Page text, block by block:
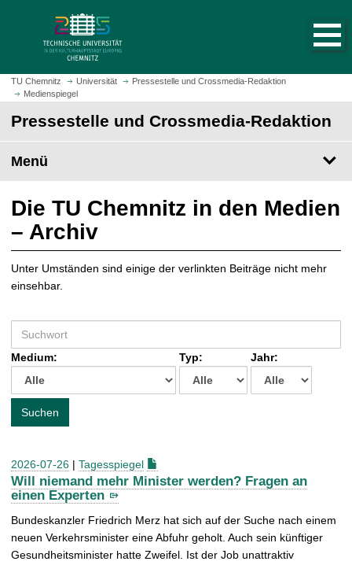
m
H
t
s
i
e
a
u
f
r
u
f
e
TU Chemnitz Universität
Pressestelle und Crossmedia-Redaktion
Medienspiegel
Pressestelle und Crossmedia-Redaktion
Menü
Die TU Chemnitz in den Medien
– Archiv
Unter Umständen sind einige der verlinkten Beiträge nicht mehr
einsehbar.
u
c
e
h
:
Medium: Typ: Jahr:
Suchen
2026-07-26 | Tagesspiegel
Will niemand mehr Minister werden? Fragen an
einen Experten
Bundeskanzler Friedrich Merz hat sich auf der Suche nach einem
neuen Verkehrsminister eine Abfuhr geholt. Auch sein künftiger
Gesundheitsminister hatte Zweifel. Ist der Job unattraktiv